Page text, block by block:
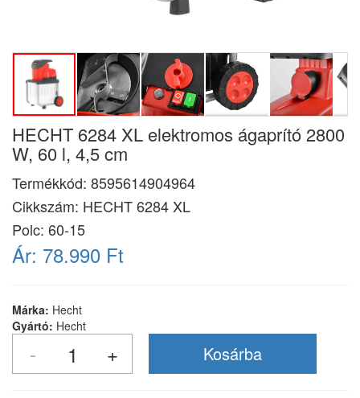
HECHT 6284 XL elektromos ágaprító 2800
W, 60 l, 4,5 cm
Termékkód: 8595614904964
Cikkszám: HECHT 6284 XL
Polc: 60-15
Ár: 78.990 Ft
Márka: Hecht
Gyártó: Hecht